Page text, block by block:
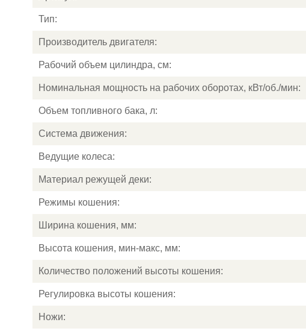
Тип:
Производитель двигателя:
Рабочий объем цилиндра, см:
Номинальная мощность на рабочих оборотах, кВт/об./мин:
Объем топливного бака, л:
Система движения:
Ведущие колеса:
Материал режущей деки:
Режимы кошения:
Ширина кошения, мм:
Высота кошения, мин-макс, мм:
Количество положений высоты кошения:
Регулировка высоты кошения:
Ножи: